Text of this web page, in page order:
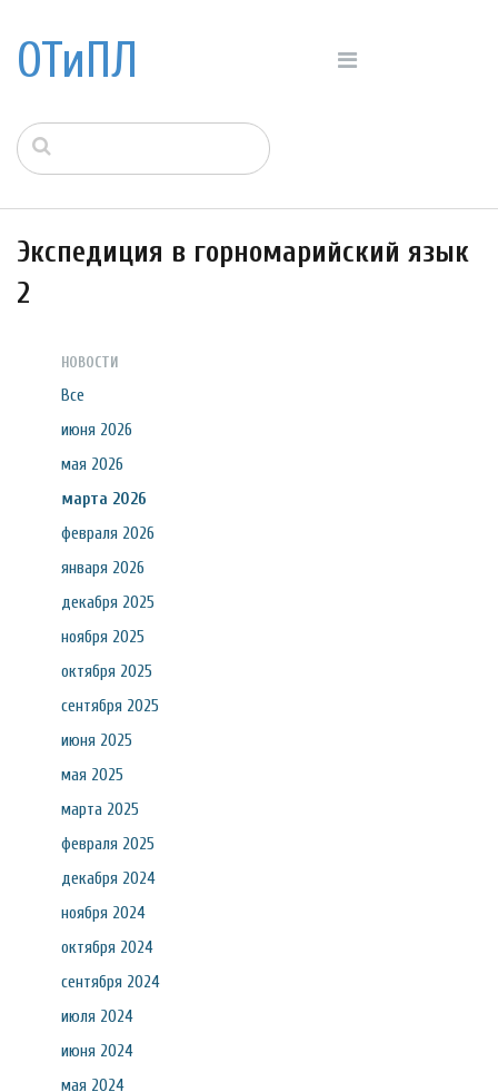
ОТиПЛ
Экспедиция в горномарийский язык
2
НОВОСТИ
Все
июня 2026
мая 2026
марта 2026
февраля 2026
января 2026
декабря 2025
ноября 2025
октября 2025
сентября 2025
июня 2025
мая 2025
марта 2025
февраля 2025
декабря 2024
ноября 2024
октября 2024
сентября 2024
июля 2024
июня 2024
мая 2024